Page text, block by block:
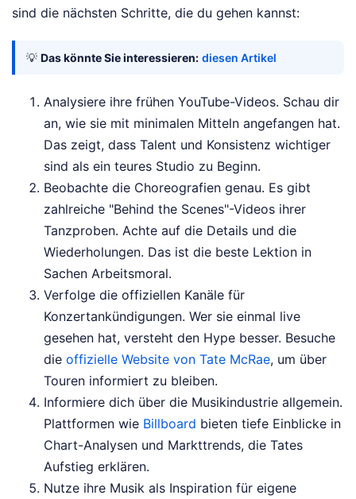
sind die nächsten Schritte, die du gehen kannst:
💡 Das könnte Sie interessieren: diesen Artikel
Analysiere ihre frühen YouTube-Videos. Schau dir
an, wie sie mit minimalen Mitteln angefangen hat.
Das zeigt, dass Talent und Konsistenz wichtiger
sind als ein teures Studio zu Beginn.
Beobachte die Choreografien genau. Es gibt
zahlreiche "Behind the Scenes"-Videos ihrer
Tanzproben. Achte auf die Details und die
Wiederholungen. Das ist die beste Lektion in
Sachen Arbeitsmoral.
Verfolge die offiziellen Kanäle für
Konzertankündigungen. Wer sie einmal live
gesehen hat, versteht den Hype besser. Besuche
die offizielle Website von Tate McRae, um über
Touren informiert zu bleiben.
Informiere dich über die Musikindustrie allgemein.
Plattformen wie Billboard bieten tiefe Einblicke in
Chart-Analysen und Markttrends, die Tates
Aufstieg erklären.
Nutze ihre Musik als Inspiration für eigene